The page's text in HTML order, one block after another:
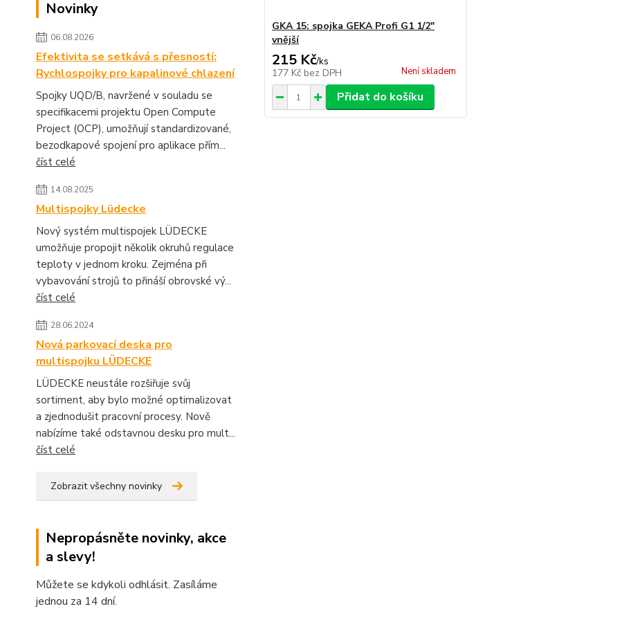
Novinky
06.08.2026
Efektivita se setkává s přesností:
Rychlospojky pro kapalinové chlazení
Spojky UQD/B, navržené v souladu se
specifikacemi projektu Open Compute
Project (OCP), umožňují standardizované,
bezodkapové spojení pro aplikace přím...
číst celé
14.08.2025
Multispojky Lüdecke
Nový systém multispojek LÜDECKE
umožňuje propojit několik okruhů regulace
teploty v jednom kroku. Zejména při
vybavování strojů to přináší obrovské vý...
číst celé
28.06.2024
Nová parkovací deska pro
multispojku LÜDECKE
LÜDECKE neustále rozšiřuje svůj
sortiment, aby bylo možné optimalizovat
a zjednodušit pracovní procesy. Nově
nabízíme také odstavnou desku pro mult...
číst celé
Zobrazit všechny novinky
Nepropásněte novinky, akce
a slevy!
Můžete se kdykoli odhlásit. Zasíláme
jednou za 14 dní.
GKA 15: spojka GEKA Profi G1 1/2"
vnější
215 Kč/ks
177 Kč bez DPH Není skladem
Přidat do košíku